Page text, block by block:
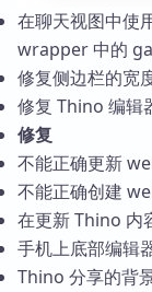
在聊天视图中
wrapper 中的
修复侧边栏的宽
修复 Thino 编辑
修复
不能正确更新
不能正确创建
在更新 Thino 内
手机上底部编辑
Thino 分享的背